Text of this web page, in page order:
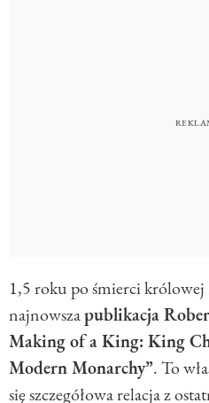
1,5 roku po śmierci królowej
najnowszapublikacja
Making of a King: King
Modern Monarchy”. To
się szczegółowa relacja z